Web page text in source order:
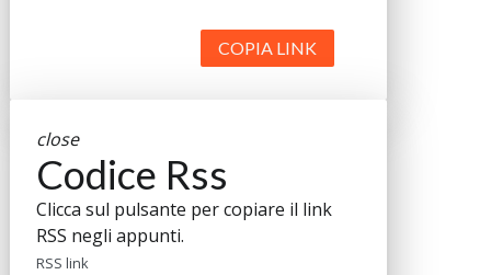
COPIA LINK
close
Codice Rss
Clicca sul pulsante per copiare il link
RSS negli appunti.
RSS link